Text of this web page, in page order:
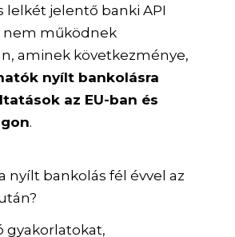
lelkét jelentő banki API
nem működnek
aminek következménye,
nyílt bankolásra
az EU-ban és
.
nyílt bankolás fél évvel az
gyakorlatokat,